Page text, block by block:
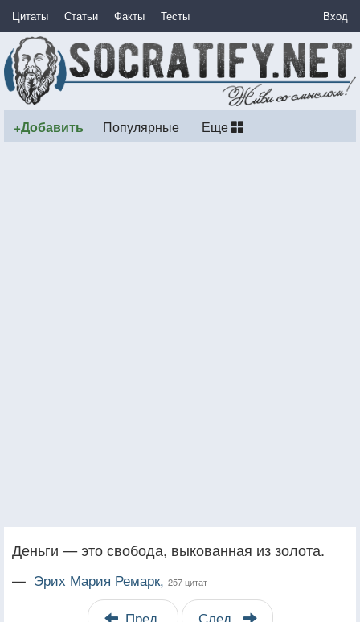
Цитаты Статьи Факты Тесты Вход
+Добавить Популярные Еще
Деньги — это свобода, выкованная из золота.
— Эрих Мария Ремарк, 257 цитат
Пред. След.